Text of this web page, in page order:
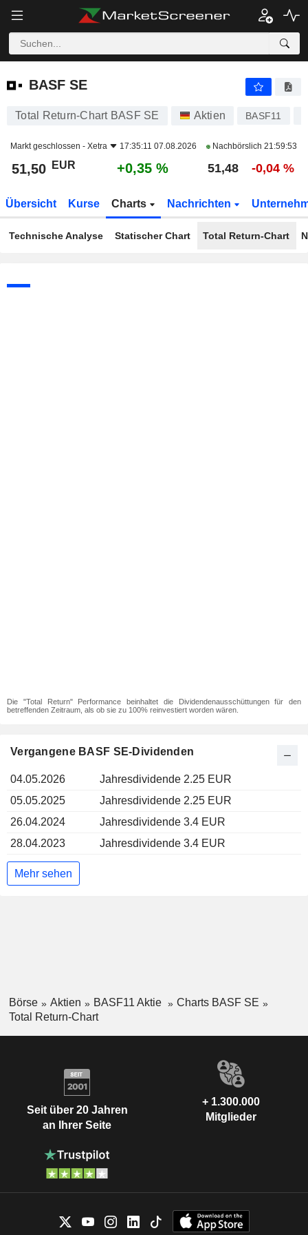
BASF SE
BASF SE
Total Return-Chart BASF SE Aktien BASF11
Markt geschlossen - Xetra 17:35:11 07.08.2026 Nachbörslich 21:59:53
51,50 EUR +0,35 % 51,48 -0,04 %
Übersicht Kurse Charts Nachrichten
Technische Analyse Statischer Chart Total Return-Chart
Die "Total Return" Performance beinhaltet die Dividendenausschüttungen für den
betreffenden Zeitraum, als ob sie zu 100% reinvestiert worden wären.
Vergangene BASF SE-Dividenden
04.05.2026
Jahresdividende 2.25 EUR
05.05.2025
Jahresdividende 2.25 EUR
26.04.2024
Jahresdividende 3.4 EUR
28.04.2023
Jahresdividende 3.4 EUR
Mehr sehen
Börse Aktien BASF11 Aktie
Charts BASF SE
Total Return-Chart
Seit über 20 Jahren
an Ihrer Seite
+ 1.300.000
Mitglieder